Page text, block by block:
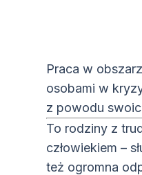
Praca w
osobami w
z powodu
To rodziny z
człowiekiem –
też ogromna